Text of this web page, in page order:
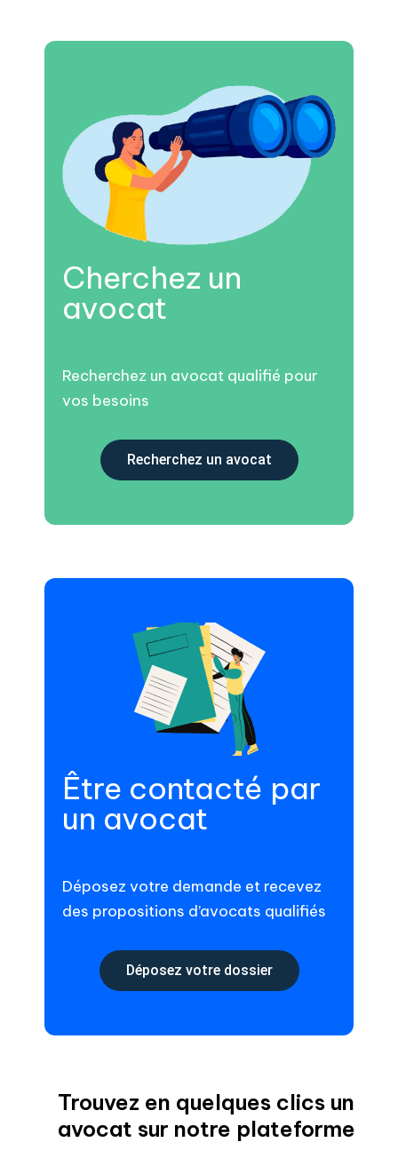
Cherchez un
avocat
Recherchez un avocat qualifié pour
vos besoins
Recherchez un avocat
Être contacté par
un avocat
Déposez votre demande et recevez
des propositions d’avocats qualifiés
Déposez votre dossier
Trouvez en quelques clics un
avocat sur notre plateforme